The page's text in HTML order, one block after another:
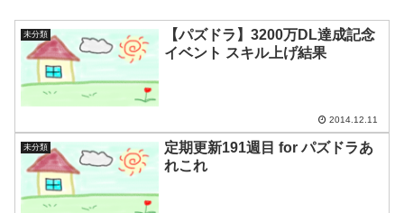
未分類
【パズドラ】3200万DL達成記念
イベント スキル上げ結果
2014.12.11
未分類
定期更新191週目 for パズドラあ
れこれ